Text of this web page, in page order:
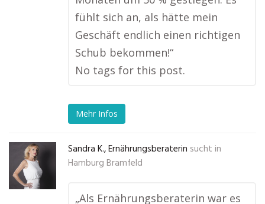
fühlt sich an, als hätte mein
Geschäft endlich einen richtigen
Schub bekommen!“
No tags for this post.
Mehr Infos
Sandra K., Ernährungsberaterin sucht in
Hamburg Bramfeld
„Als Ernährungsberaterin war es